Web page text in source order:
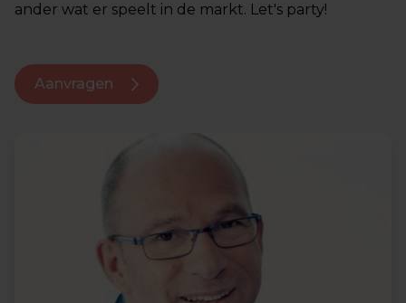
ander wat er speelt in de markt. Let's party!
Aanvragen